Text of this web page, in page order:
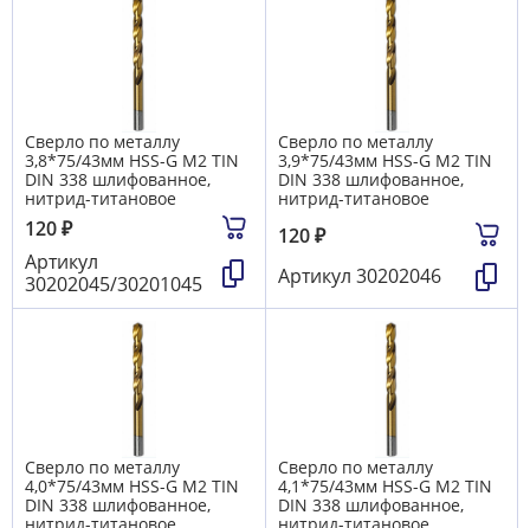
Сверло по металлу
3,8*75/43мм HSS-G M2 TIN
DIN 338 шлифованное,
нитрид-титановое
120₽
Артикул
30202045/30201045
Сверло по металлу
3,9*75/43мм HSS-G M2 TIN
DIN 338 шлифованное,
нитрид-титановое
120₽
Артикул 30202046
Сверло по металлу
4,0*75/43мм HSS-G M2 TIN
DIN 338 шлифованное,
Сверло по металлу
4,1*75/43мм HSS-G M2 TIN
DIN 338 шлифованное,